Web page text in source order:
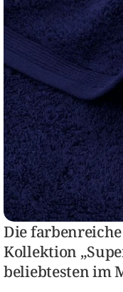
Die
Kollektion
beliebtesten im